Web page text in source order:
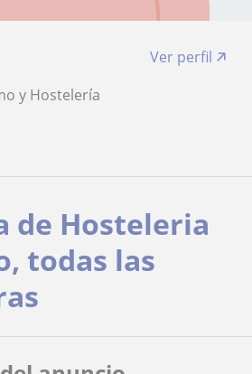
Ver perfil
y Hostelería
de Hosteleria
todas las